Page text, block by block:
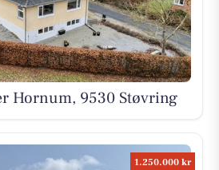
Hornum, 9530 Støvring
1.250.000 kr